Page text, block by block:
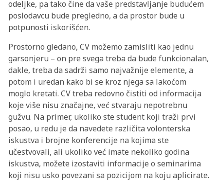
odeljke, pa tako čine da vaše predstavljanje budućem
poslodavcu bude pregledno, a da prostor bude u
potpunosti iskorišćen.
Prostorno gledano, CV možemo zamisliti kao jednu
garsonjeru – on pre svega treba da bude funkcionalan,
dakle, treba da sadrži samo najvažnije elemente, a
potom i uredan kako bi se kroz njega sa lakoćom
moglo kretati. CV treba redovno čistiti od informacija
koje više nisu značajne, već stvaraju nepotrebnu
gužvu. Na primer, ukoliko ste student koji traži prvi
posao, u redu je da navedete različita volonterska
iskustva i brojne konferencije na kojima ste
učestvovali, ali ukoliko već imate nekoliko godina
iskustva, možete izostaviti informacije o seminarima
koji nisu usko povezani sa pozicijom na koju aplicirate.